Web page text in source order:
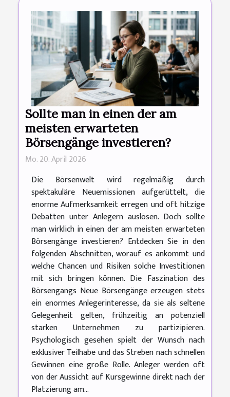
Sollte man in einen der am
meisten erwarteten
Börsengänge investieren?
Mo. 20. April 2026
Die Börsenwelt wird regelmäßig durch
spektakuläre Neuemissionen aufgerüttelt, die
enorme Aufmerksamkeit erregen und oft hitzige
Debatten unter Anlegern auslösen. Doch sollte
man wirklich in einen der am meisten erwarteten
Börsengänge investieren? Entdecken Sie in den
folgenden Abschnitten, worauf es ankommt und
welche Chancen und Risiken solche Investitionen
mit sich bringen können. Die Faszination des
Börsengangs Neue Börsengänge erzeugen stets
ein enormes Anlegerinteresse, da sie als seltene
Gelegenheit gelten, frühzeitig an potenziell
starken Unternehmen zu partizipieren.
Psychologisch gesehen spielt der Wunsch nach
exklusiver Teilhabe und das Streben nach schnellen
Gewinnen eine große Rolle. Anleger werden oft
von der Aussicht auf Kursgewinne direkt nach der
Platzierung am...